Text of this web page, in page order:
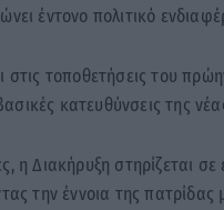
έντονο πολιτικό
στις τοποθετήσεις του
κατευθύνσεις της
η Διακήρυξη στηρίζεται
την έννοια της